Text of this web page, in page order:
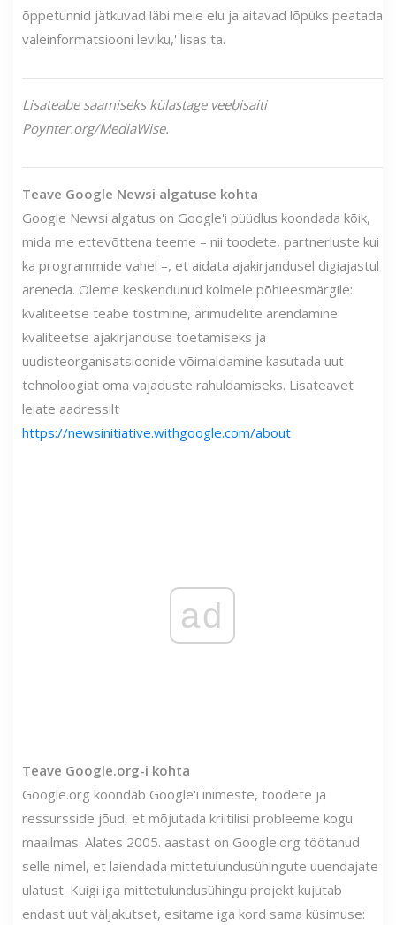
õppetunnid jätkuvad läbi meie elu ja aitavad lõpuks peatada
valeinformatsiooni leviku,' lisas ta.
Lisateabe saamiseks külastage veebisaiti
Poynter.org/MediaWise.
Teave Google Newsi algatuse kohta
Google Newsi algatus on Google'i püüdlus koondada kõik,
mida me ettevõttena teeme – nii toodete, partnerluste kui
ka programmide vahel –, et aidata ajakirjandusel digiajastul
areneda. Oleme keskendunud kolmele põhieesmärgile:
kvaliteetse teabe tõstmine, ärimudelite arendamine
kvaliteetse ajakirjanduse toetamiseks ja
uudisteorganisatsioonide võimaldamine kasutada uut
tehnoloogiat oma vajaduste rahuldamiseks. Lisateavet
leiate aadressilt
https://newsinitiative.withgoogle.com/about
ad
Teave Google.org-i kohta
Google.org koondab Google'i inimeste, toodete ja
ressursside jõud, et mõjutada kriitilisi probleeme kogu
maailmas. Alates 2005. aastast on Google.org töötanud
selle nimel, et laiendada mittetulundusühingute uuendajate
ulatust. Kuigi iga mittetulundusühingu projekt kujutab
endast uut väljakutset, esitame iga kord sama küsimuse: